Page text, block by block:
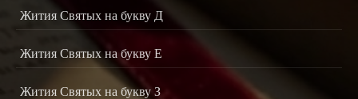
Жития Святых на букву Д
Жития Святых на букву Е
Жития Святых на букву З